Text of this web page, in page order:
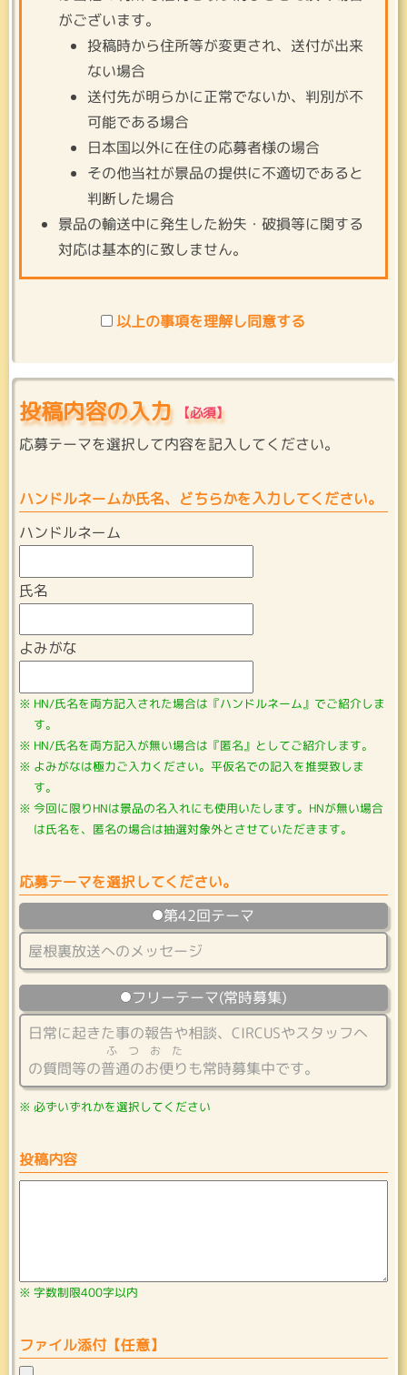
がございます。
投稿時から住所等が変更され、送付が出来
ない場合
送付先が明らかに正常でないか、判別が不
可能である場合
日本国以外に在住の応募者様の場合
その他当社が景品の提供に不適切であると
判断した場合
景品の輸送中に発生した紛失・破損等に関する
対応は基本的に致しません。
以上の事項を理解し同意する
投稿内容の入力
応募テーマを選択して内容を記入してください。
ハンドルネームか氏名、どちらかを入力してください。
ハンドルネーム
氏名
よみがな
HN/氏名を両方記入された場合は『ハンドルネーム』でご紹介しま
す。
HN/氏名を両方記入が無い場合は『匿名』としてご紹介します。
よみがなは極力ご入力ください。平仮名での記入を推奨致しま
す。
今回に限りHNは景品の名入れにも使用いたします。HNが無い場合
は氏名を、匿名の場合は抽選対象外とさせていただきます。
応募テーマを選択してください。
第42回テーマ
屋根裏放送へのメッセージ
フリーテーマ(常時募集)
日常に起きた事の報告や相談、CIRCUSやスタッフへ
の質問等の普通のお便り
ふつおた
も常時募集中です。
必ずいずれかを選択してください
投稿内容
字数制限400字以内
ファイル添付【任意】